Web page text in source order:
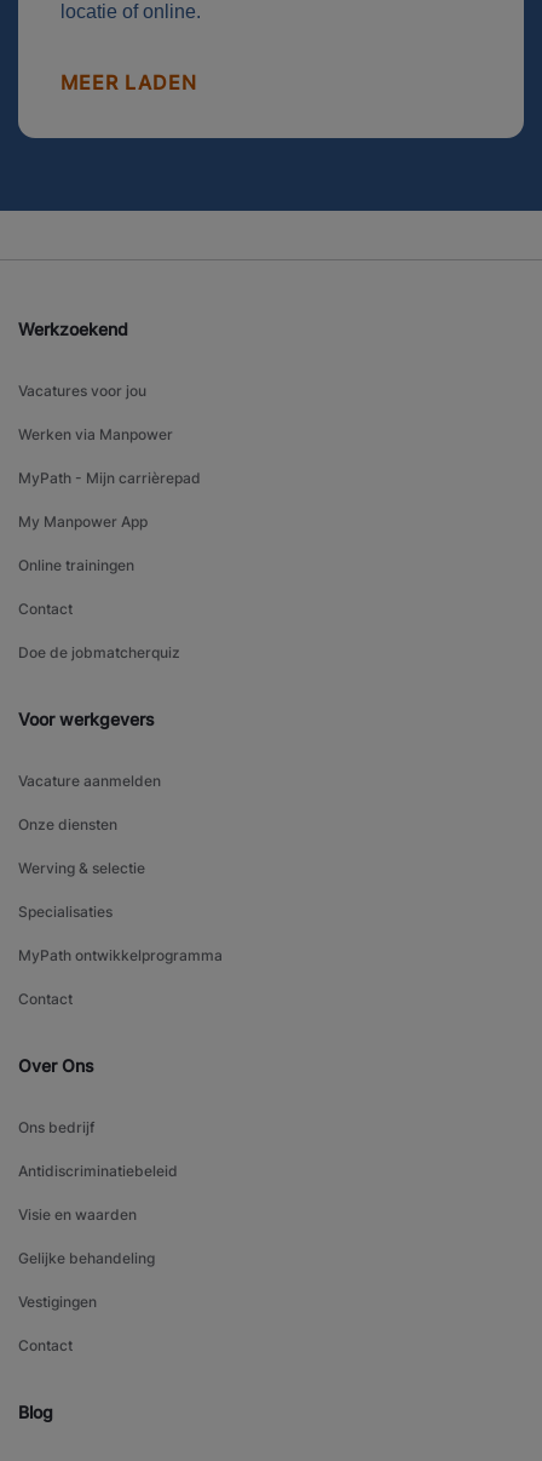
locatie of online.
MEER LADEN
Werkzoekend
Vacatures voor jou
Werken via Manpower
MyPath - Mijn carrièrepad
My Manpower App
Online trainingen
Contact
Doe de jobmatcherquiz
Voor werkgevers
Vacature aanmelden
Onze diensten
Werving & selectie
Specialisaties
MyPath ontwikkelprogramma
Contact
Over Ons
Ons bedrijf
Antidiscriminatiebeleid
Visie en waarden
Gelijke behandeling
Vestigingen
Contact
Blog